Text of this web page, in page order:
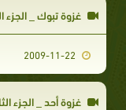
غزوة تبوك _ الجزء
غزوة أحد _ الجزء